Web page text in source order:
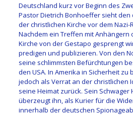
Deutschland kurz vor Beginn des
Pastor Dietrich Bonhoeffer sieht
der christlichen Kirche vor dem Nazi-
Nachdem ein Treffen mit Anhängern
Kirche von der Gestapo gesprengt
predigen und publizieren. Von den
seine schlimmsten Befürchtungen
den USA. In Amerika in Sicherheit zu
jedoch als Verrat an der christlichen
seine Heimat zurück. Sein Schwager
überzeugt ihn, als Kurier für die
innerhalb der deutschen